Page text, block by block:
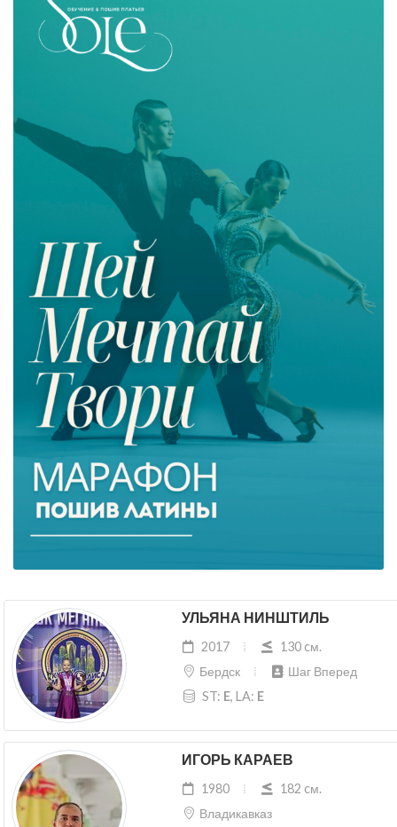
УЛЬЯНА НИНШТИЛЬ
2017
130 cм.
Бердск
Шаг Вперед
ST: E, LA: E
ИГОРЬ КАРАЕВ
1980
182 cм.
Владикавказ